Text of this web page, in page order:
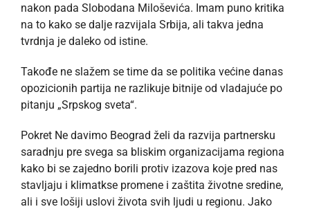
nakon pada Slobodana Miloševića. Imam puno kritika
na to kako se dalje razvijala Srbija, ali takva jedna
tvrdnja je daleko od istine.
Takođe ne slažem se time da se politika većine danas
opozicionih partija ne razlikuje bitnije od vladajuće po
pitanju „Srpskog sveta“.
Pokret Ne davimo Beograd želi da razvija partnersku
saradnju pre svega sa bliskim organizacijama regiona
kako bi se zajedno borili protiv izazova koje pred nas
stavljaju i klimatkse promene i zaštita životne sredine,
ali i sve lošiji uslovi života svih ljudi u regionu. Jako